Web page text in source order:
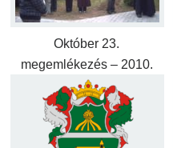
Október 23.
megemlékezés – 2010.